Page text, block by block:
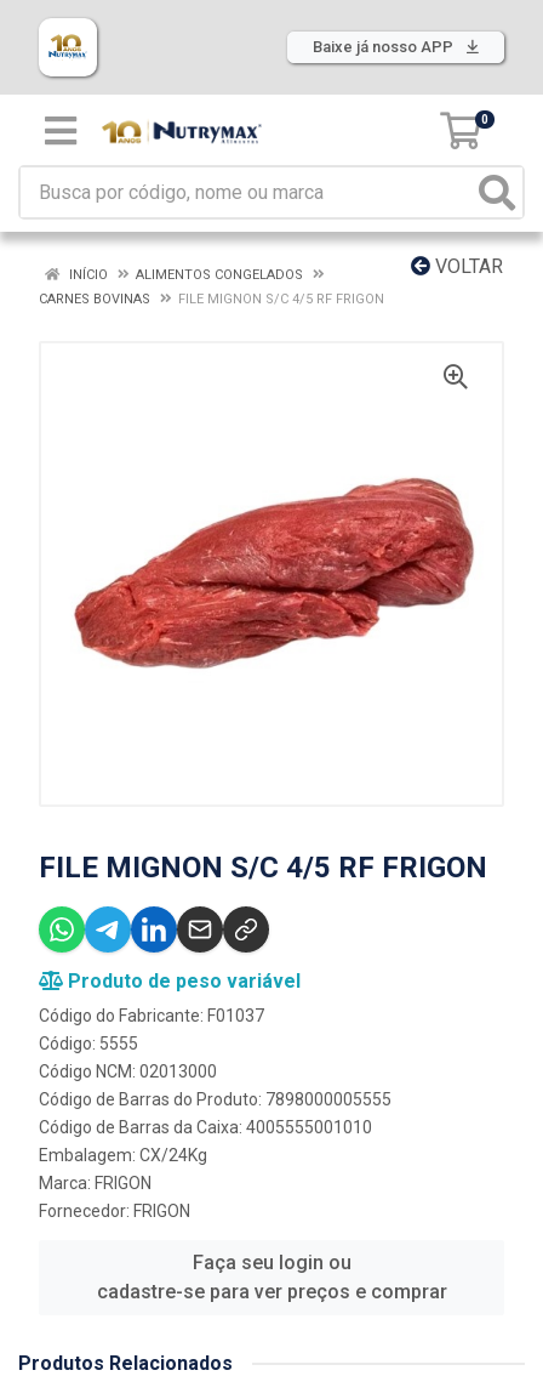
Baixe já nosso APP
0
VOLTAR
INÍCIO
ALIMENTOS CONGELADOS
CARNES BOVINAS
FILE MIGNON S/C 4/5 RF FRIGON
FILE MIGNON S/C 4/5 RF FRIGON
Produto de peso variável
Código do Fabricante: F01037
Código: 5555
Código NCM: 02013000
Código de Barras do Produto: 7898000005555
Código de Barras da Caixa: 4005555001010
Embalagem: CX/24Kg
Marca: FRIGON
Fornecedor: FRIGON
Faça seu login ou
cadastre-se para ver preços e comprar
Produtos Relacionados